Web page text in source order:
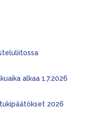
alkaa 1.7.2026
2026